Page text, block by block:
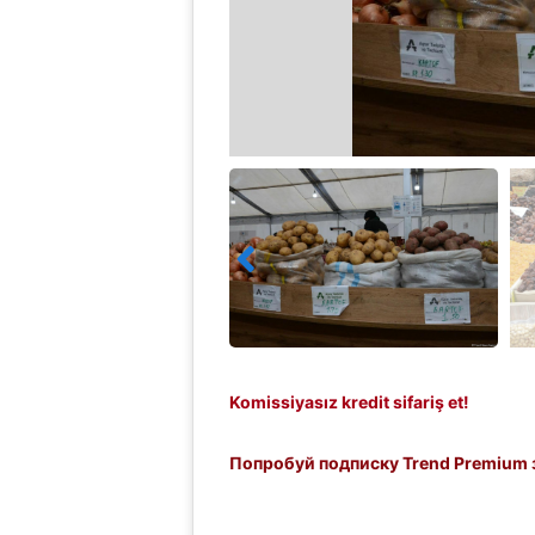
Komissiyasız kredit sifariş et!
Попробуй подписку Trend Premium